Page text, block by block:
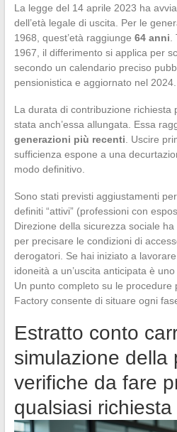
La legge del 14 aprile 2023 ha
dell’età legale di uscita. Per le
1968, quest’età raggiunge 64 anni
1967, il differimento si applica per
secondo un calendario preciso
pensionistica e aggiornato nel 2024.
La durata di contribuzione richiesta
stata anch’essa allungata. Essa
generazioni più recenti . Uscire
sufficienza espone a una
modo definitivo.
Sono stati previsti aggiustamenti
definiti “attivi” (professioni con
Direzione della sicurezza sociale
per precisare le condizioni di
derogatori. Se hai iniziato a
idoneità a un’uscita anticipata è
Un punto completo su le procedure
Factory consente di situare ogni
Estratto conto
simulazione della
verifiche da fare
qualsiasi richiesta